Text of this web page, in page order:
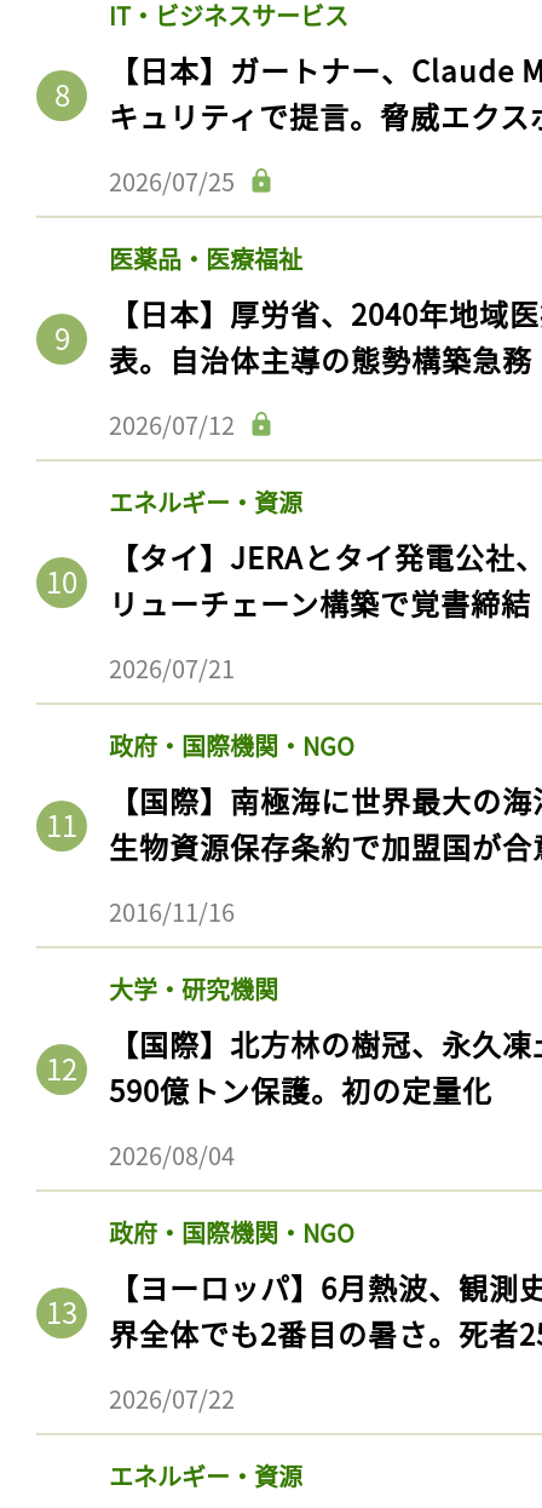
IT・ビジネスサービス
【日本】ガートナー、Claude
キュリティで提言。脅威エク
2026/07/25
医薬品・医療福祉
【日本】厚労省、2040年地域
表。自治体主導の態勢構築急務
2026/07/12
エネルギー・資源
【タイ】JERAとタイ発電公社
リューチェーン構築で覚書締結
2026/07/21
政府・国際機関・NGO
【国際】南極海に世界最大の
生物資源保存条約で加盟国が合
2016/11/16
大学・研究機関
【国際】北方林の樹冠、永久
590億トン保護。初の定量化
2026/08/04
政府・国際機関・NGO
【ヨーロッパ】6月熱波、観
界全体でも2番目の暑さ。死者
2026/07/22
エネルギー・資源